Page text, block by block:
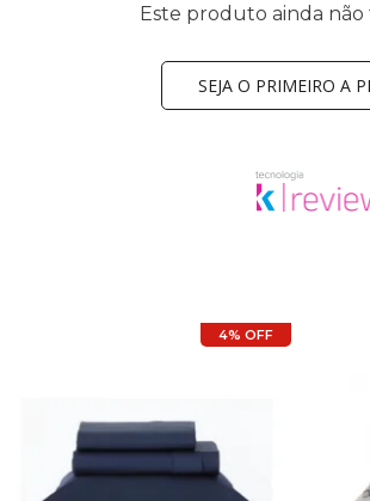
Este produto ainda
SEJA O PRIMEIRO A
4% OFF